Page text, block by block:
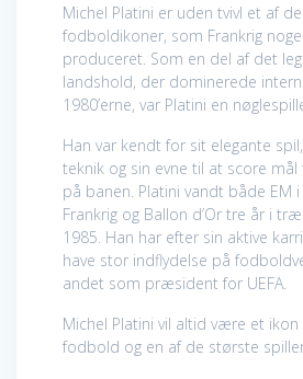
Michel Platini er uden tvivl et af
fodboldikoner, som Frankrig
produceret. Som en del af det
landshold, der dominerede
1980’erne, var Platini en
Han var kendt for sit elegante
teknik og sin evne til at score
på banen. Platini vandt både EM
Frankrig og Ballon d’Or tre år i
1985. Han har efter sin aktive
have stor indflydelse på
andet som præsident for UEFA.
Michel Platini vil altid være et
fodbold og en af de største